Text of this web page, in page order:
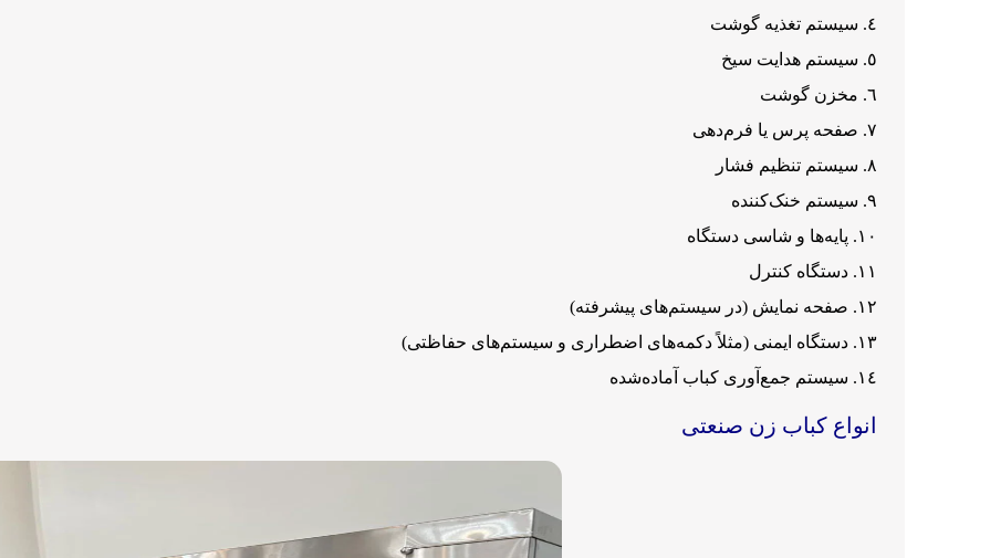
سیستم تغذیه گوشت
سیستم هدایت سیخ
مخزن گوشت
صفحه پرس یا فرم‌دهی
سیستم تنظیم فشار
سیستم خنک‌کننده
پایه‌ها و شاسی دستگاه
دستگاه کنترل
صفحه نمایش (در سیستم‌های پیشرفته)
دستگاه ایمنی (مثلاً دکمه‌های اضطراری و سیستم‌های حفاظتی)
سیستم جمع‌آوری کباب آماده‌شده
انواع کباب زن صنعتی